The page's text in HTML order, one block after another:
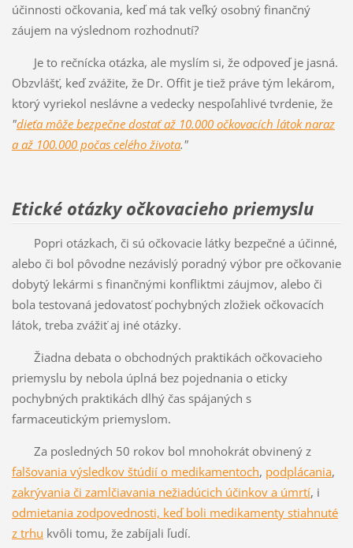
účinnosti očkovania, keď má tak veľký osobný finančný
záujem na výslednom rozhodnutí?
Je to rečnícka otázka, ale myslím si, že odpoveď je jasná.
Obzvlášť, keď zvážite, že Dr. Offit je tiež práve tým lekárom,
ktorý vyriekol neslávne a vedecky nespoľahlivé tvrdenie, že
"dieťa môže bezpečne dostať až 10.000 očkovacích látok naraz
a až 100.000 počas celého života."
Etické otázky očkovacieho priemyslu
Popri otázkach, či sú očkovacie látky bezpečné a účinné,
alebo či bol pôvodne nezávislý poradný výbor pre očkovanie
dobytý lekármi s finančnými konfliktmi záujmov, alebo či
bola testovaná jedovatosť pochybných zložiek očkovacích
látok, treba zvážiť aj iné otázky.
Žiadna debata o obchodných praktikách očkovacieho
priemyslu by nebola úplná bez pojednania o eticky
pochybných praktikách dlhý čas spájaných s
farmaceutickým priemyslom.
Za posledných 50 rokov bol mnohokrát obvinený z
falšovania výsledkov štúdií o medikamentoch, podplácania,
zakrývania či zamlčiavania nežiadúcich účinkov a úmrtí, i
odmietania zodpovednosti, keď boli medikamenty stiahnuté
z trhu kvôli tomu, že zabíjali ľudí.